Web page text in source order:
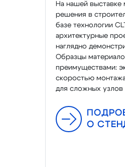
На нашей
решения в
базе технологии
архитектурные
наглядно
Образцы
преимуществами:
скоростью
для сложных узлов
О